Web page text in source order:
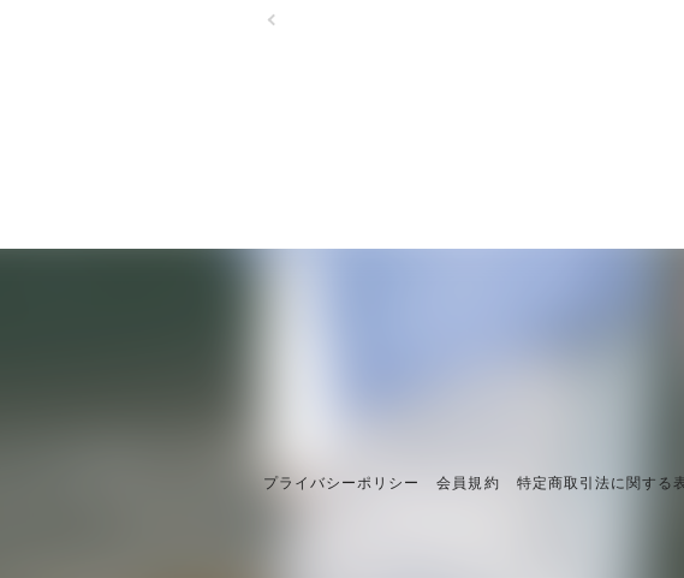
プライバシーポリシー 会員規約 特定商取引法に関する